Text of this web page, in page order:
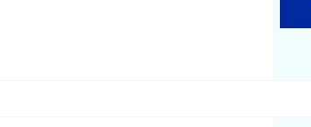
ja yhteisöllisyys